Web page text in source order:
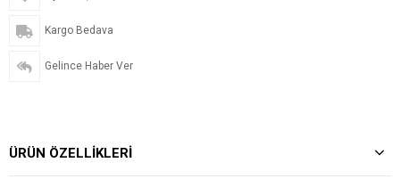
Kargo Bedava
Gelince Haber Ver
ÜRÜN ÖZELLIKLERI